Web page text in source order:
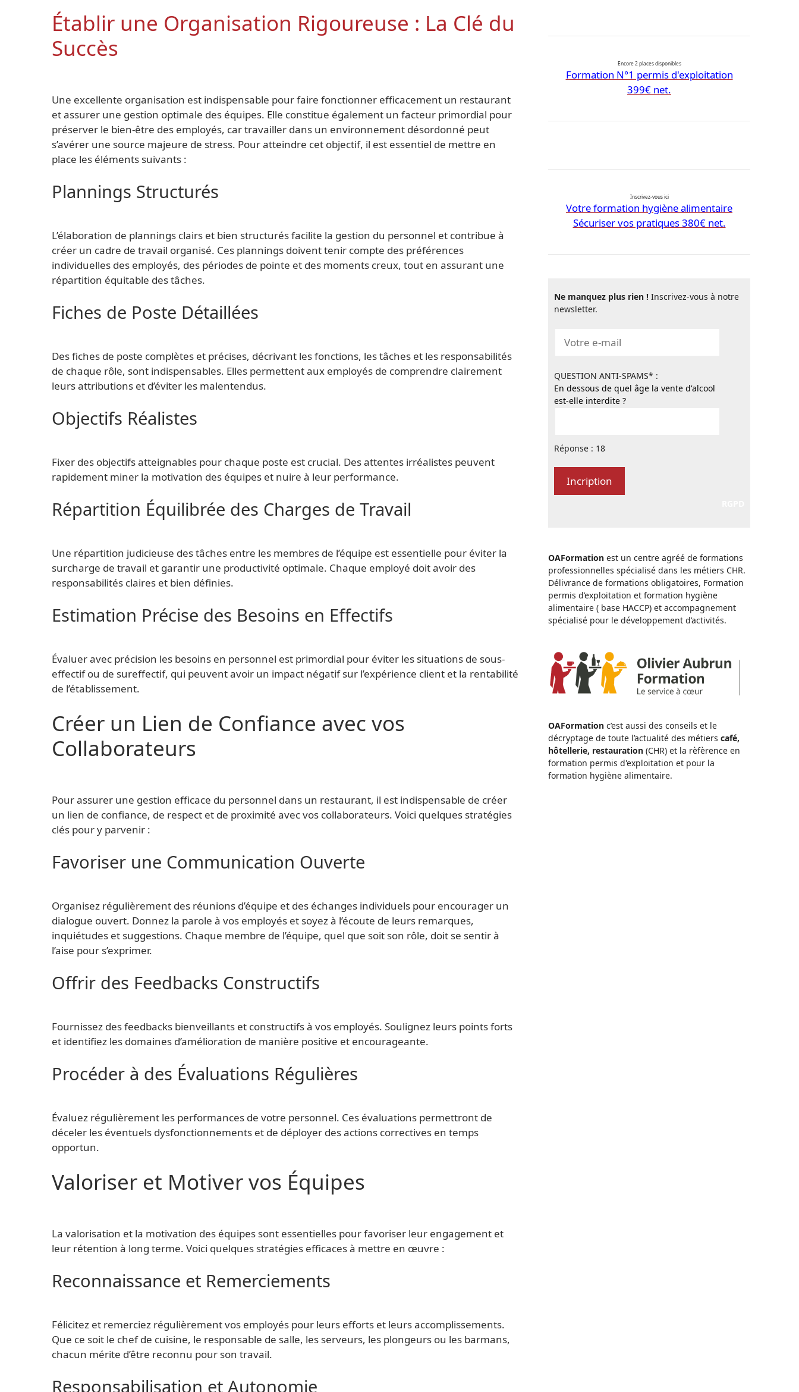
Établir une Organisation Rigoureuse : La Clé du
Succès
Une excellente organisation est indispensable pour faire fonctionner efficacement un restaurant
et assurer une gestion optimale des équipes. Elle constitue également un facteur primordial pour
préserver le bien-être des employés, car travailler dans un environnement désordonné peut
s’avérer une source majeure de stress. Pour atteindre cet objectif, il est essentiel de mettre en
place les éléments suivants :
Plannings Structurés
L’élaboration de plannings clairs et bien structurés facilite la gestion du personnel et contribue à
créer un cadre de travail organisé. Ces plannings doivent tenir compte des préférences
individuelles des employés, des périodes de pointe et des moments creux, tout en assurant une
répartition équitable des tâches.
Fiches de Poste Détaillées
Des fiches de poste complètes et précises, décrivant les fonctions, les tâches et les responsabilités
de chaque rôle, sont indispensables. Elles permettent aux employés de comprendre clairement
leurs attributions et d’éviter les malentendus.
Objectifs Réalistes
Fixer des objectifs atteignables pour chaque poste est crucial. Des attentes irréalistes peuvent
rapidement miner la motivation des équipes et nuire à leur performance.
Répartition Équilibrée des Charges de Travail
Une répartition judicieuse des tâches entre les membres de l’équipe est essentielle pour éviter la
surcharge de travail et garantir une productivité optimale. Chaque employé doit avoir des
responsabilités claires et bien définies.
Estimation Précise des Besoins en Effectifs
Évaluer avec précision les besoins en personnel est primordial pour éviter les situations de sous-
effectif ou de sureffectif, qui peuvent avoir un impact négatif sur l’expérience client et la rentabilité
de l’établissement.
Créer un Lien de Confiance avec vos
Collaborateurs
Pour assurer une gestion efficace du personnel dans un restaurant, il est indispensable de créer
un lien de confiance, de respect et de proximité avec vos collaborateurs. Voici quelques stratégies
clés pour y parvenir :
Favoriser une Communication Ouverte
Organisez régulièrement des réunions d’équipe et des échanges individuels pour encourager un
dialogue ouvert. Donnez la parole à vos employés et soyez à l’écoute de leurs remarques,
inquiétudes et suggestions. Chaque membre de l’équipe, quel que soit son rôle, doit se sentir à
l’aise pour s’exprimer.
Offrir des Feedbacks Constructifs
Fournissez des feedbacks bienveillants et constructifs à vos employés. Soulignez leurs points forts
et identifiez les domaines d’amélioration de manière positive et encourageante.
Procéder à des Évaluations Régulières
Évaluez régulièrement les performances de votre personnel. Ces évaluations permettront de
déceler les éventuels dysfonctionnements et de déployer des actions correctives en temps
opportun.
Valoriser et Motiver vos Équipes
La valorisation et la motivation des équipes sont essentielles pour favoriser leur engagement et
leur rétention à long terme. Voici quelques stratégies efficaces à mettre en œuvre :
Reconnaissance et Remerciements
Félicitez et remerciez régulièrement vos employés pour leurs efforts et leurs accomplissements.
Que ce soit le chef de cuisine, le responsable de salle, les serveurs, les plongeurs ou les barmans,
chacun mérite d’être reconnu pour son travail.
Responsabilisation et Autonomie
Encore 2 places disponibles
Formation N°1 permis d'exploitation
399€ net.
Inscrivez-vous ici
Votre formation hygiène alimentaire
Sécuriser vos pratiques 380€ net.
Ne manquez plus rien ! Inscrivez-vous à notre
newsletter.
QUESTION ANTI-SPAMS* :
En dessous de quel âge la vente d'alcool
est-elle interdite ?
Réponse : 18
OAFormation est un centre agréé de formations
professionnelles spécialisé dans les métiers CHR.
Délivrance de formations obligatoires, Formation
permis d’exploitation et formation hygiène
alimentaire ( base HACCP) et accompagnement
spécialisé pour le développement d’activités.
OAFormation c’est aussi des conseils et le
décryptage de toute l’actualité des métiers café,
hôtellerie, restauration (CHR) et la rèfèrence en
formation permis d'exploitation et pour la
formation hygiène alimentaire.